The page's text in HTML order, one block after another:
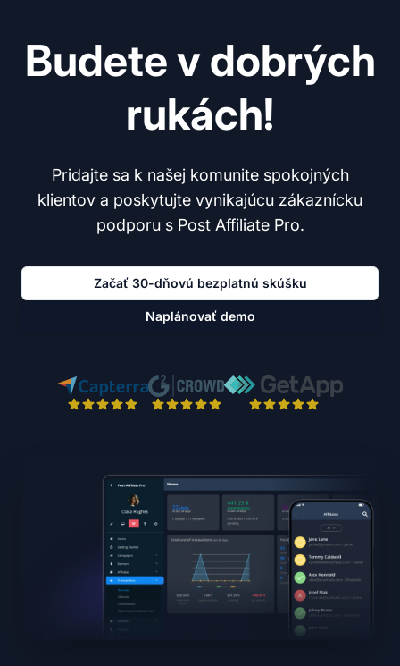
Budete v dobrých
rukách!
Pridajte sa k našej komunite spokojných
klientov a poskytujte vynikajúcu zákaznícku
podporu s Post Affiliate Pro.
Začať 30-dňovú bezplatnú skúšku
Naplánovať demo